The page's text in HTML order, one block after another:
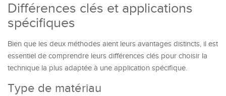
Différences clés et applications
spécifiques
Bien que les deux méthodes aient leurs avantages distincts, il est
essentiel de comprendre leurs différences clés pour choisir la
technique la plus adaptée à une application spécifique.
Type de matériau